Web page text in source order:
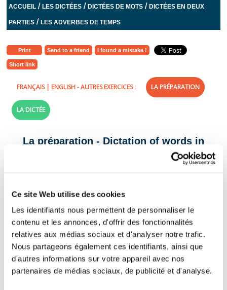
Ce site Web utilise des cookies
Les identifiants nous permettent de personnaliser le
contenu et les annonces, d'offrir des fonctionnalités
relatives aux médias sociaux et d'analyser notre trafic.
Nous partageons également ces identifiants, ainsi que
d'autres informations sur votre appareil avec nos
partenaires de médias sociaux, de publicité et d'analyse.
ACCUEIL /LES DICTÉES /DICTÉES DE MOTS /DICTÉES EN DEUX
PARTIES /LES ADVERBES DE TEMPS
Print Send to a friend I found a mistake !
Short link
FRANÇAIS| ENGLISH- AUTRES EXERCICES : LA PRÉPARATION
LA DICTÉE
La préparation - Dictation of words in
French with the time adverbs
slide the labels in the right places.
You can click "OK" at any time to check your answers.